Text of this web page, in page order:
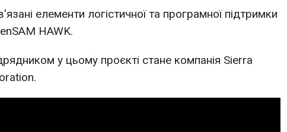
елементи логістичної та програмної підтримки
HAWK.
у цьому проєкті стане компанія Sierra